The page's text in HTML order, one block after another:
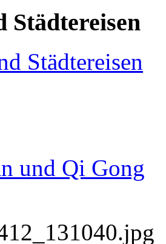
Städtereisen
Städtereisen
und Qi Gong